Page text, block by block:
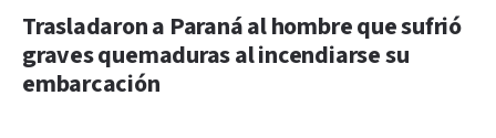
Trasladaron a Paraná al hombre que sufrió
graves quemaduras al incendiarse su
embarcación